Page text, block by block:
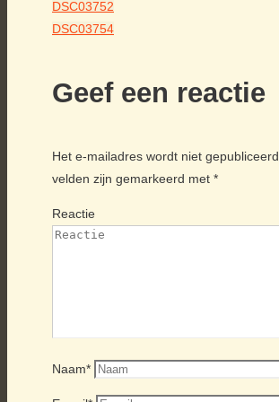
DSC03752
DSC03754
Geef een reactie
Het e-mailadres wordt niet gepubliceerd.
velden zijn gemarkeerd met *
Reactie
Naam*